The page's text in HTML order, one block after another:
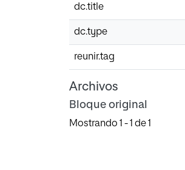
dc.title
dc.type
reunir.tag
Archivos
Bloque original
Mostrando 1 - 1 de 1